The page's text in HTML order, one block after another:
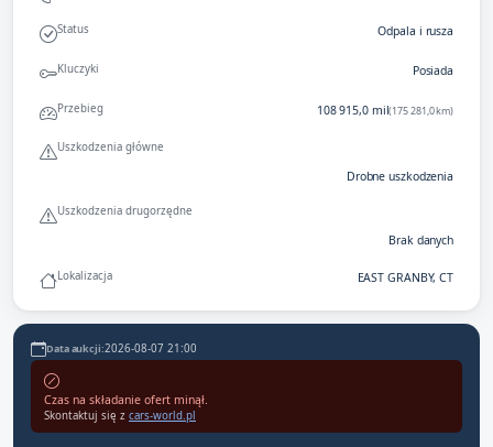
Status Odpala i rusza
Kluczyki Posiada
Przebieg 108 915,0 mil(175 281,0 km)
Uszkodzenia główne
Drobne uszkodzenia
Uszkodzenia drugorzędne
Brak danych
Lokalizacja EAST GRANBY, CT
Data aukcji:2026-08-07 21:00
Czas na składanie ofert minął.
Skontaktuj się z cars-world.pl